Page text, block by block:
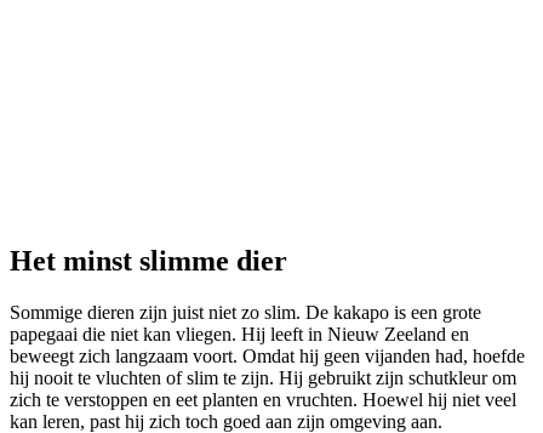
Het minst slimme dier
Sommige dieren zijn juist niet zo slim. De kakapo is een grote
papegaai die niet kan vliegen. Hij leeft in Nieuw Zeeland en
beweegt zich langzaam voort. Omdat hij geen vijanden had, hoefde
hij nooit te vluchten of slim te zijn. Hij gebruikt zijn schutkleur om
zich te verstoppen en eet planten en vruchten. Hoewel hij niet veel
kan leren, past hij zich toch goed aan zijn omgeving aan.